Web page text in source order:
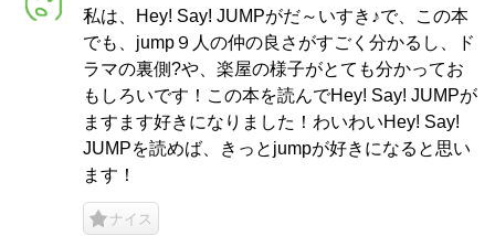
私は、Hey! Say! JUMPがだ～いすき♪で、この本
でも、jump９人の仲の良さがすごく分かるし、ド
ラマの裏側?や、楽屋の様子がとても分かってお
もしろいです！この本を読んでHey! Say! JUMPが
ますます好きになりました！わいわいHey! Say!
JUMPを読めば、きっとjumpが好きになると思い
ます！
ナイス